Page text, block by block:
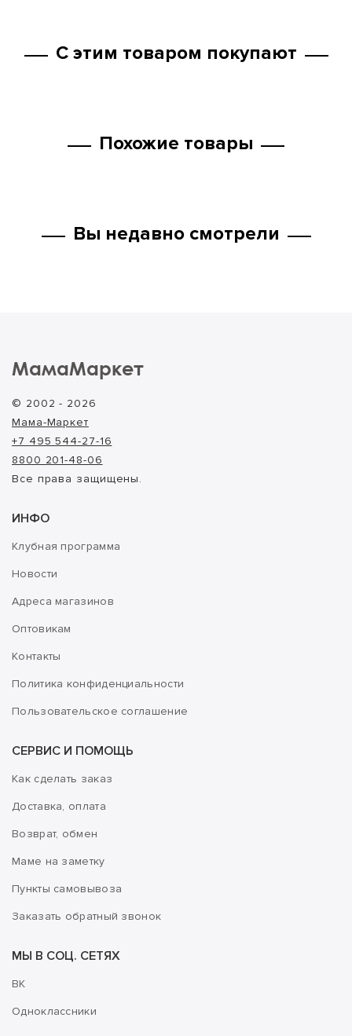
С этим товаром покупают
Похожие товары
Вы недавно смотрели
МамаМаркет
© 2002 - 2026
Мама-Маркет
+7 495 544-27-16
8800 201-48-06
Все права защищены.
ИНФО
Клубная программа
Новости
Адреса магазинов
Оптовикам
Контакты
Политика конфиденциальности
Пользовательское соглашение
СЕРВИС И ПОМОЩЬ
Как сделать заказ
Доставка, оплата
Возврат, обмен
Маме на заметку
Пункты самовывоза
Заказать обратный звонок
МЫ В СОЦ. СЕТЯХ
ВК
Одноклассники